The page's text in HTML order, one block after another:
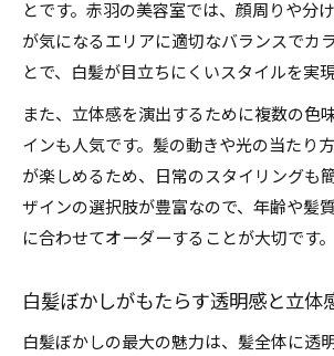
とです。赤羽の美容室では、顔周りや分
が気になるエリアに適切なバランスでカ
とで、白髪が目立ちにくいスタイルを実現
また、立体感を演出するために複数の色
インも人気です。髪の動きや光の当たり
が楽しめるため、日常のスタイリングも
ザインの選択肢が豊富なので、年齢や髪
に合わせてオーダーすることが大切です。
白髪ぼかしがもたらす透明感と立体
白髪ぼかしの最大の魅力は、髪全体に透